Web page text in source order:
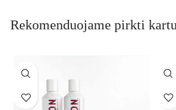
Rekomenduojame pirkti kartu